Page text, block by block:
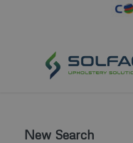
New Search